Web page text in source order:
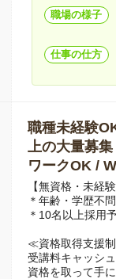
職場の様子
仕事の仕方
職種未経験
上の大量募
ワークOK /
【無資格・未経験
＊年齢・学歴不
＊10名以上採用
≪資格取得支援
受講料キャッシ
資格を取って手